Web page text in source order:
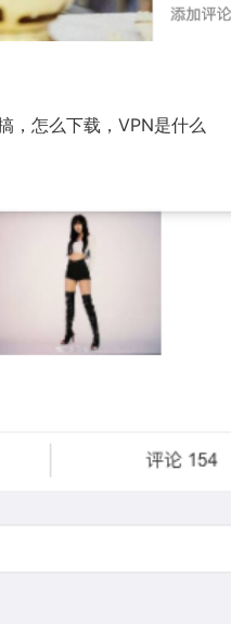
，怎么下载，VPN是什么